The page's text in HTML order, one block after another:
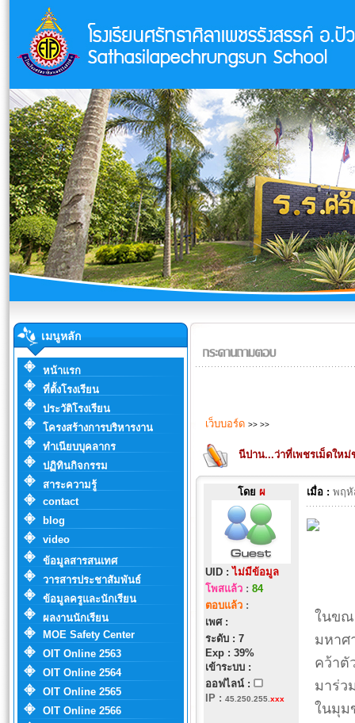
เมนูหลัก
หน้าแรก
ที่ตั้งโรงเรียน
ประวัติโรงเรียน
โครงสร้างการบริหารงาน
ทำเนียบบุคลากร
ปฏิทินกิจกรรม
สาระความรู้
contact
blog
video
ข้อมูลสารสนเทศ
วารสารประชาสัมพันธ์
ข้อมูลครูและนักเรียน
ผลงานนักเรียน
MOE Safety Center
OIT Online 2563
OIT Online 2564
OIT Online 2565
OIT Online 2566
เว็บบอร์ด >> >>
นีปาน...ว่าที่เพชรเม็ดใหม่
โดย ผ
UID :ไม่มีข้อมูล
โพสแล้ว: 84
ตอบแล้ว:
เพศ :
ระดับ : 7
Exp : 39%
เข้าระบบ :
ออฟไลน์ :
IP : 45.250.255. xxx
เมื่อ : พฤหั
ในขณ
มหาศ
คว้าตั
มาร่ว
ในมุม